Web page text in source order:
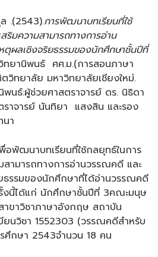
.(2543).การพัฒนาบทเรียนที่ใช้
ริมความสามารถทางการอ่าน
ตุผลเชิงจริยธรรมของนักศึกษาชั้นปีที่
ทยานิพนธ์ ศศ.ม.(การสอนภาษา
ทยาลัย มหาวิทยาลัยเชียงใหม่.
นธ์:ผู้ช่วยศาสตราจารย์ ดร. นิธิดา
าจารย์ นันทิยา แสงสิน และรอง
า
อพัฒนาบทเรียนที่ใช้กลยุทธ์ในการ
ามารถทางการอ่านวรรณคดี และ
ยธรรมของนักศึกษาที่ได้อ่านวรรณคดี
รั้งนี้ได้แก่ นักศึกษาชั้นปีที่ 3คณะมนุษ
าขาวิชาภาษาอังกฤษ สถาบัน
ยนวิชา 1552303 (วรรณคดีสำหรับ
ศึกษา 2543จำนวน 18 คน